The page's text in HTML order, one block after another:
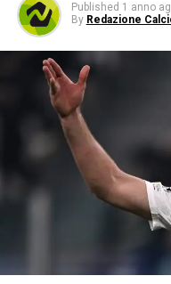
Published 1 anno
By Redazione